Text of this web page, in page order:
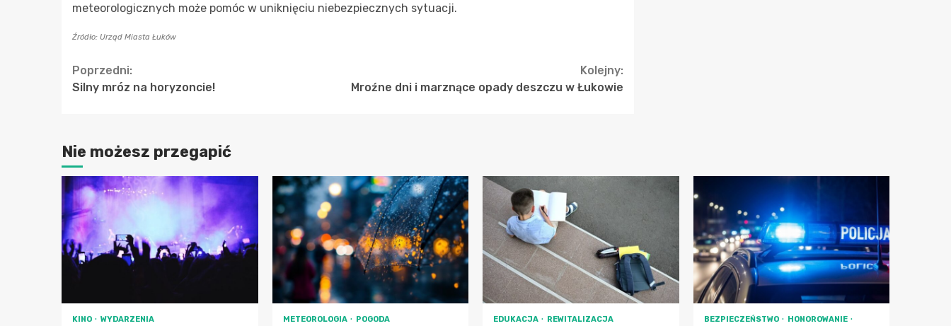
meteorologicznych może pomóc w uniknięciu niebezpiecznych sytuacji.
Źródło: Urząd Miasta Łuków
Continue
Poprzedni:
Silny mróz na horyzoncie!
Kolejny:
Mroźne dni i marznące opady deszczu w Łukowie
Nie możesz przegapić
KINO WYDARZENIA METEOROLOGIA POGODA EDUKACJA REWITALIZACJA BEZPIECZEŃSTWO
HONOROWANIE